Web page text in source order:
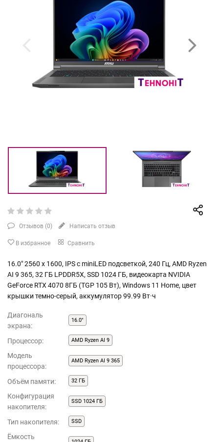
Отзывов (0) Написать отзыв
В избранное Сравнить
16.0" 2560 x 1600, IPS с miniLED подсветкой, 240 Гц, AMD Ryzen
AI 9 365, 32 ГБ LPDDR5X, SSD 1024 ГБ, видеокарта NVIDIA
GeForce RTX 4070 8ГБ (TGP 105 Вт), Windows 11 Home, цвет
крышки темно-серый, аккумулятор 99.99 Вт·ч
Диагональ
экрана:
16.0"
Процессор: AMD Ryzen AI 9
Модель
процессора:
AMD Ryzen AI 9 365
Объём памяти: 32 ГБ
Конфигурация
накопителя:
SSD 1024 ГБ
Тип накопителя: SSD
Ёмкость